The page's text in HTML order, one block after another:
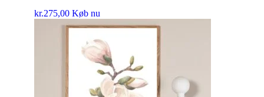
kr.275,00 Køb nu